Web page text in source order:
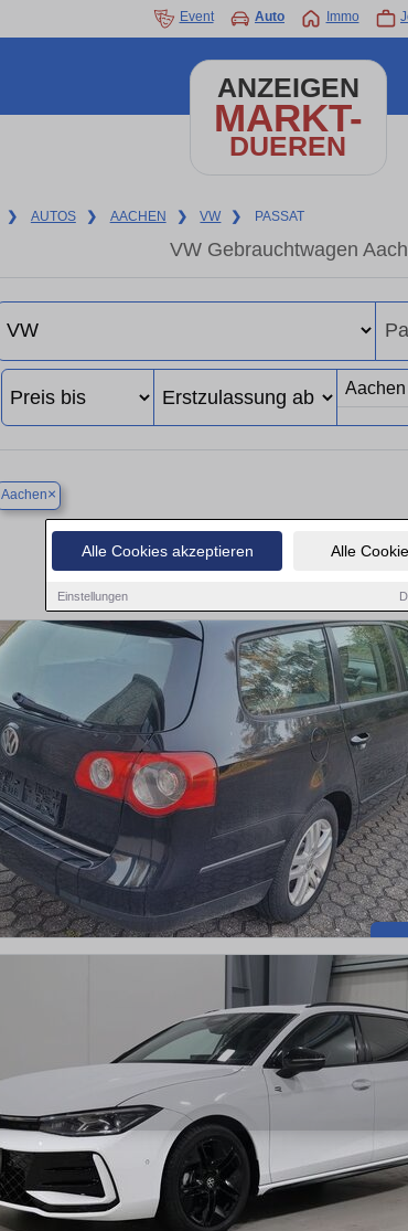
Alle Cookies akzeptieren Alle
Einstellungen
Event Auto Immo
ANZEIGEN
MARKT-
DUEREN
❯ AUTOS ❯ AACHEN ❯ VW ❯ PASSAT
VW Gebrauchtwagen
Aachen×
Finden Sie in Aachen
Entdecken Sie in Aachen gebrauchte VW Passat